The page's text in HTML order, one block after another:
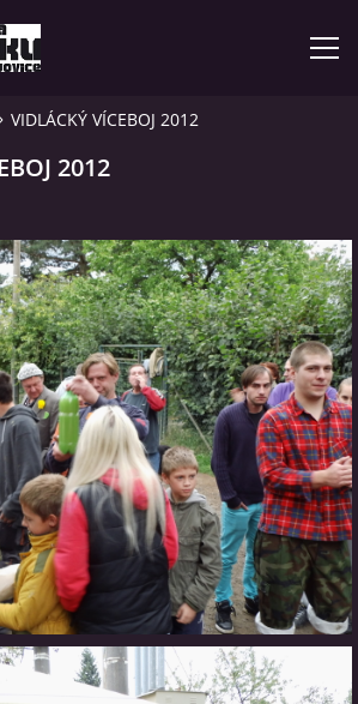
- VIDEO
- ČLÁNEK Z ROZDROJOVICKÉ
- VIDEO
VIDLÁCKÝ VÍCEBOJ 2012
2012